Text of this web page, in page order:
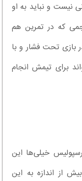
نیست و نباید به او
که در تمرین هم
بازی تحت فشار و با
برای تیمش انجام
خیلی‌ها این
از اندازه به این